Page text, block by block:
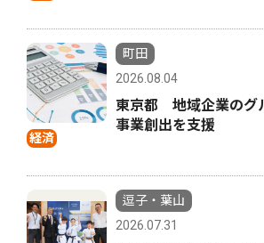
経済
町田
2026.08.04
東京都 地域企業のグ
事業創出を支援
逗子・葉山
2026.07.31